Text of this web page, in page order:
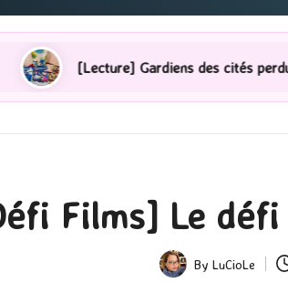
Gardiens des cités perdues : Le roman
Films] Le défi
Posted
By LuCioLe